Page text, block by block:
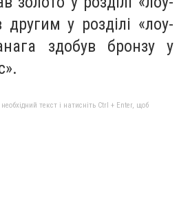
другим у розділі «лоу-
здобув бронзу у
текст і натисніть Ctrl + Enter, щоб